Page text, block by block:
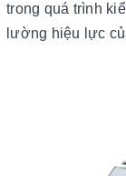
trong quá trình
lường hiệu lực